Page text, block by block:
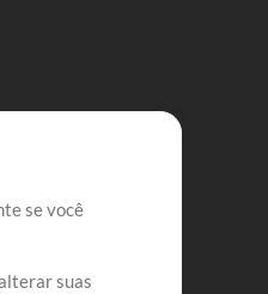
se você
suas